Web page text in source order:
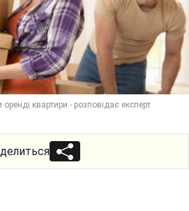
квартири - розповідає експерт